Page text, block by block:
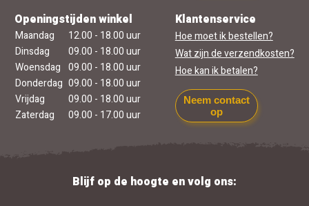
Openingstijden winkel
Maandag
12.00 - 18.00 uur
Dinsdag
09.00 - 18.00 uur
Woensdag 09.00 - 18.00 uur
Donderdag 09.00 - 18.00 uur
Vrijdag
09.00 - 18.00 uur
Zaterdag
09.00 - 17.00 uur
Klantenservice
Hoe moet ik bestellen?
Wat zijn de verzendkosten?
Hoe kan ik betalen?
Neem contact
op
Blijf op de hoogte en volg ons: